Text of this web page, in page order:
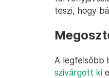
teszi, hogy
A legfelsőbb
szivárgott ki